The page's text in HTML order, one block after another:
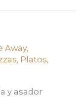
Away,
, Platos,
y asador